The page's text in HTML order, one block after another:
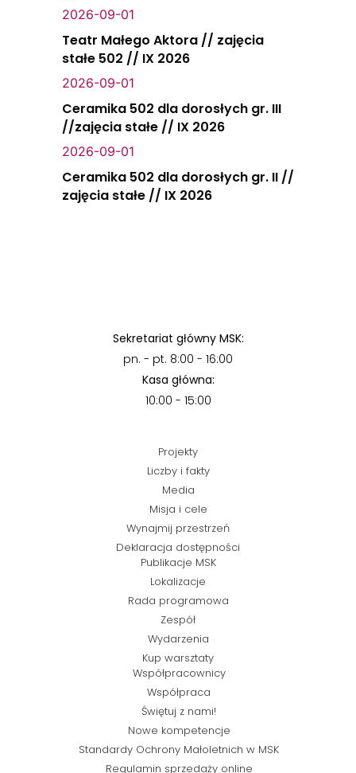
2026-09-01
Teatr Małego Aktora // zajęcia
stałe 502 // IX 2026
2026-09-01
Ceramika 502 dla dorosłych gr. III
//zajęcia stałe // IX 2026
2026-09-01
Ceramika 502 dla dorosłych gr. II //
zajęcia stałe // IX 2026
Sekretariat główny MSK:
pn. - pt. 8:00 - 16:00
Kasa główna:
10:00 - 15:00
Projekty
Liczby i fakty
Media
Misja i cele
Wynajmij przestrzeń
Deklaracja dostępności
Publikacje MSK
Lokalizacje
Rada programowa
Zespół
Wydarzenia
Kup warsztaty
Współpracownicy
Współpraca
Świętuj z nami!
Nowe kompetencje
Standardy Ochrony Małoletnich w MSK
Regulamin sprzedaży online